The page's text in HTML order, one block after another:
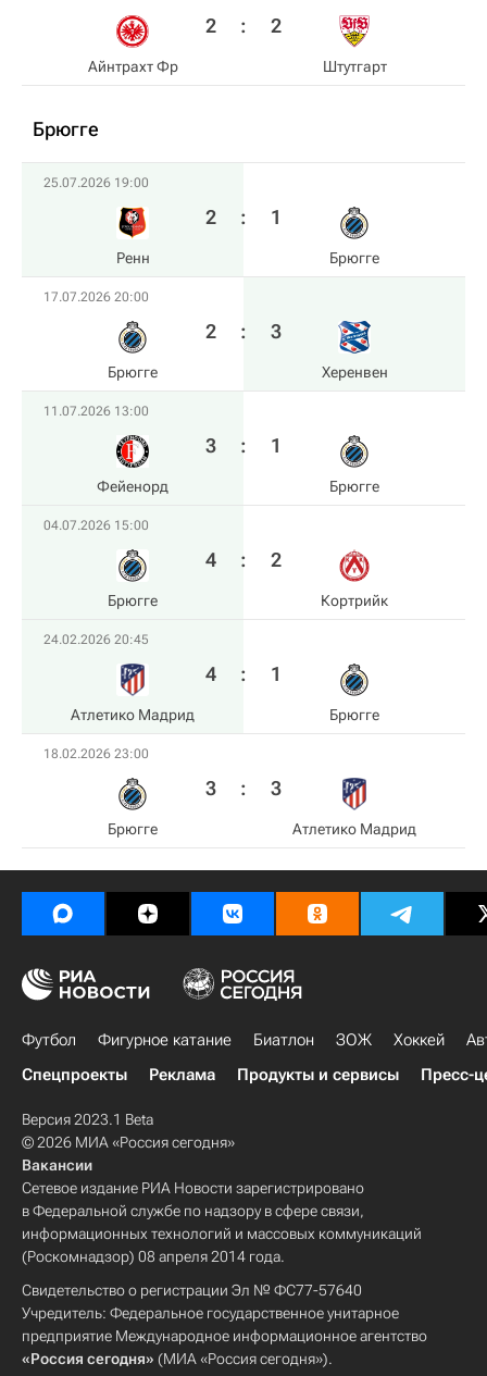
Айнтрахт Фр
2 : 2
Штутгарт
Брюгге
25.07.2026 19:00
Ренн
2 : 1
Брюгге
17.07.2026 20:00
Брюгге
2 : 3
Херенвен
11.07.2026 13:00
Фейенорд
3 : 1
Брюгге
04.07.2026 15:00
Брюгге
4 : 2
Кортрийк
24.02.2026 20:45
Атлетико Мадрид
4 : 1
Брюгге
18.02.2026 23:00
Брюгге
3 : 3
Атлетико Мадрид
Футбол Фигурное катание Биатлон ЗОЖ Хоккей
Спецпроекты
Реклама Продукты и сервисы Пресс-
Версия 2023.1 Beta
© 2026 МИА «Россия сегодня»
Вакансии
Сетевое издание РИА Новости зарегистрировано
в Федеральной службе по надзору в сфере связи,
информационных технологий и массовых коммуникаций
(Роскомнадзор) 08 апреля 2014 года.
Свидетельство о регистрации Эл № ФС77-57640
Учредитель: Федеральное государственное унитарное
предприятие Международное информационное агентство
«Россия сегодня» (МИА «Россия сегодня»).